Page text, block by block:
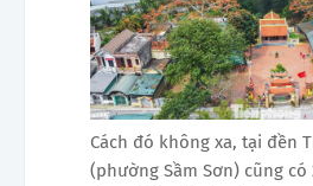
Cách đó không xa, tại đền
(phường Sầm Sơn) cũng có